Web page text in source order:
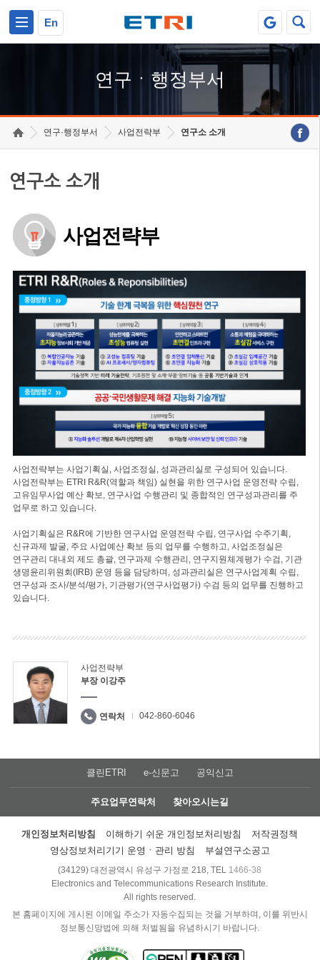
En
연구ㆍ행정부서
연구·행정부서 사업전략부 연구소 소개
연구소 소개
사업전략부
사업전략부는 사업기획실, 사업조정실, 성과관리실로 구성되어 있습니다.
사업전략부는 ETRI R&R(역할과 책임) 실현을 위한 연구사업 운영전략 수립,
고유임무사업 예산 확보, 연구사업 수행관리 및 종합적인 연구성과관리를 주
업무로 하고 있습니다.
사업기획실은 R&R에 기반한 연구사업 운영전략 수립, 연구사업 수주기획,
신규과제 발굴, 주요 사업예산 확보 등의 업무를 수행하고, 사업조정실은
연구관리 대내외 제도 총괄, 연구과제 수행관리, 연구지원체계평가 수검, 기관
생명윤리위원회(IRB) 운영 등을 담당하며, 성과관리실은 연구사업계획 수립,
연구성과 조사/분석/평가, 기관평가(연구사업평가) 수검 등의 업무를 진행하고
있습니다.
사업전략부
부장 이강주
연락처 042-860-6046
클린ETRI e-신문고 공익신고
주요업무연락처 찾아오시는길
개인정보처리방침 이해하기 쉬운 개인정보처리방침
저작권정책
영상정보처리기기 운영ㆍ관리 방침
부설연구소공고
(34129) 대전광역시 유성구 가정로 218, TEL 1466-38
Electronics and Telecommunications Research Institute.
All rights reserved.
본 홈페이지에 게시된 이메일 주소가 자동수집되는 것을 거부하며, 이를 위반시
정보통신망법에 의해 처벌됨을 유념하시기 바랍니다.